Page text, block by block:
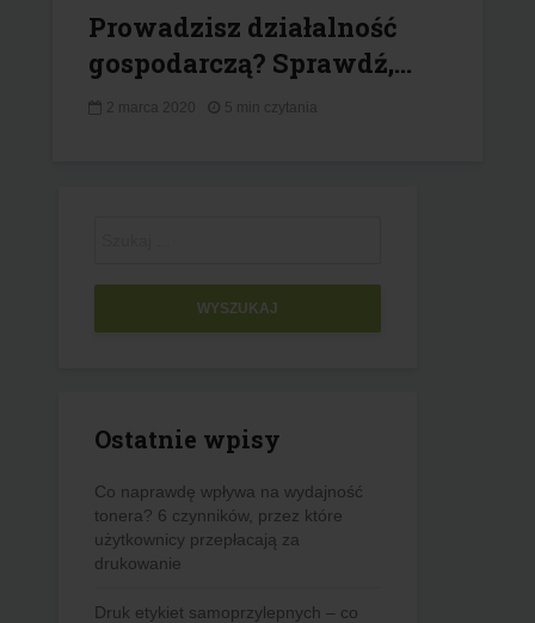
Prowadzisz działalność
gospodarczą? Sprawdź,...
2 marca 2020 5 min czytania
WYSZUKAJ
Ostatnie wpisy
Co naprawdę wpływa na wydajność
tonera? 6 czynników, przez które
użytkownicy przepłacają za
drukowanie
Druk etykiet samoprzylepnych – co